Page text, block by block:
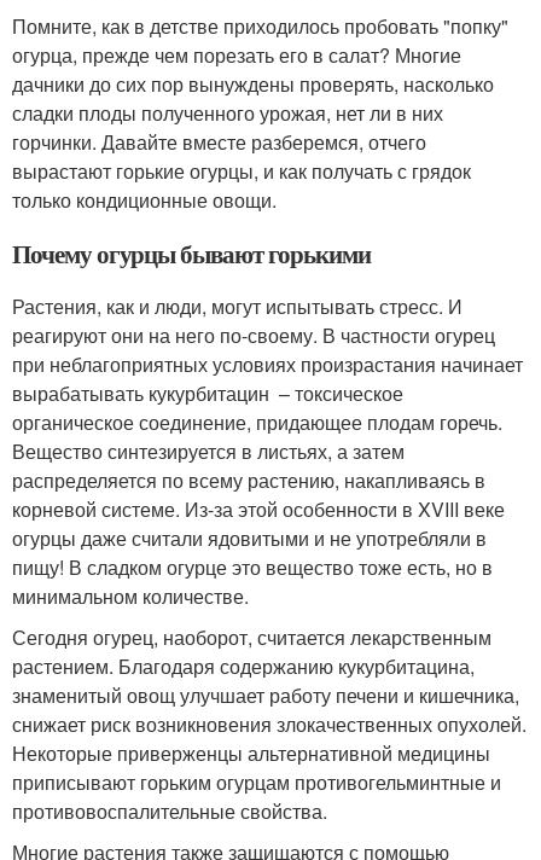
Помните, как в детстве приходилось пробовать "попку"
огурца, прежде чем порезать его в салат? Многие
дачники до сих пор вынуждены проверять, насколько
сладки плоды полученного урожая, нет ли в них
горчинки. Давайте вместе разберемся, отчего
вырастают горькие огурцы, и как получать с грядок
только кондиционные овощи.
Почему огурцы бывают горькими
Растения, как и люди, могут испытывать стресс. И
реагируют они на него по-своему. В частности огурец
при неблагоприятных условиях произрастания начинает
вырабатывать кукурбитацин – токсическое
органическое соединение, придающее плодам горечь.
Вещество синтезируется в листьях, а затем
распределяется по всему растению, накапливаясь в
корневой системе. Из-за этой особенности в XVIII веке
огурцы даже считали ядовитыми и не употребляли в
пищу! В сладком огурце это вещество тоже есть, но в
минимальном количестве.
Сегодня огурец, наоборот, считается лекарственным
растением. Благодаря содержанию кукурбитацина,
знаменитый овощ улучшает работу печени и кишечника,
снижает риск возникновения злокачественных опухолей.
Некоторые приверженцы альтернативной медицины
приписывают горьким огурцам противогельминтные и
противовоспалительные свойства.
Многие растения также защищаются с помощью